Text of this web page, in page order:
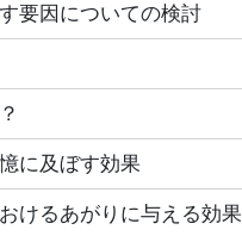
要因についての検討
に及ぼす効果
けるあがりに与える効果